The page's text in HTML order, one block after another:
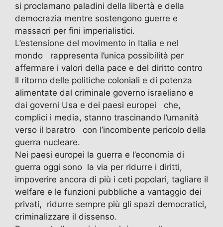
si proclamano paladini della libertà e della
democrazia mentre sostengono guerre e
massacri per fini imperialistici.
L’estensione del movimento in Italia e nel
mondo rappresenta l’unica possibilità per
affermare i valori della pace e del diritto contro
Il ritorno delle politiche coloniali e di potenza
alimentate dal criminale governo israeliano e
dai governi Usa e dei paesi europei che,
complici i media, stanno trascinando l’umanità
verso il baratro con l’incombente pericolo della
guerra nucleare.
Nei paesi europei la guerra e l’economia di
guerra oggi sono la via per ridurre i diritti,
impoverire ancora di più i ceti popolari, tagliare il
welfare e le funzioni pubbliche a vantaggio dei
privati, ridurre sempre più gli spazi democratici,
criminalizzare il dissenso.